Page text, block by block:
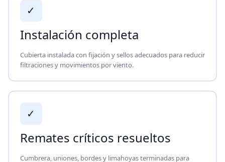
✓
Instalación completa
Cubierta instalada con fijación y sellos adecuados para reducir
filtraciones y movimientos por viento.
✓
Remates críticos resueltos
Cumbrera, uniones, bordes y limahoyas terminadas para